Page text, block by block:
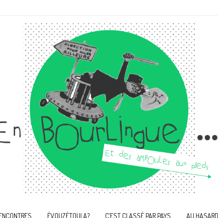
ÉVOUZÉTOULA? C’EST CLASSÉ PAR PAYS AU